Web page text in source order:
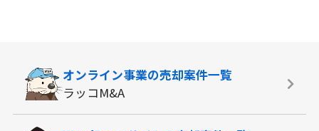
オンライン事業の売却案件一覧
ラッコM&A